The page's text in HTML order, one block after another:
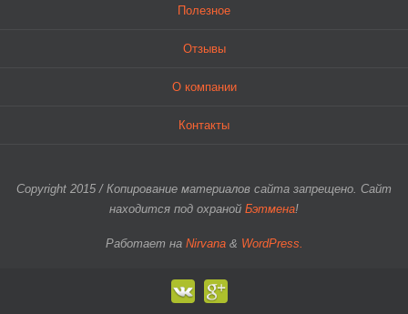
Полезное
Отзывы
О компании
Контакты
Copyright 2015 / Копирование материалов сайта запрещено. Сайт
находится под охраной Бэтмена!
Работает на Nirvana& WordPress.